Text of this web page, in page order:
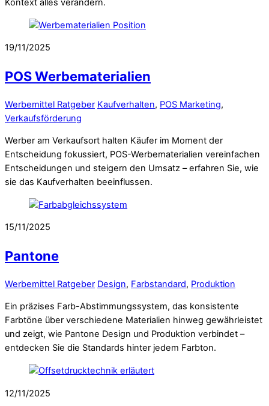
Kontext alles verändern.
19/11/2025
POS Werbematerialien
Werbemittel Ratgeber Kaufverhalten, POS Marketing,
Verkaufsförderung
Werber am Verkaufsort halten Käufer im Moment der
Entscheidung fokussiert, POS-Werbematerialien vereinfachen
Entscheidungen und steigern den Umsatz – erfahren Sie, wie
sie das Kaufverhalten beeinflussen.
15/11/2025
Pantone
Werbemittel Ratgeber Design, Farbstandard, Produktion
Ein präzises Farb-Abstimmungssystem, das konsistente
Farbtöne über verschiedene Materialien hinweg gewährleistet
und zeigt, wie Pantone Design und Produktion verbindet –
entdecken Sie die Standards hinter jedem Farbton.
12/11/2025